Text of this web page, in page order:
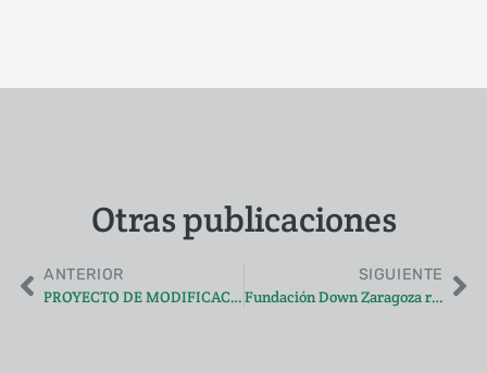
Otras publicaciones
ANTERIOR
PROYECTO DE MODIFICACIÓN DEL CÓDIGO CIVIL
SIGUIENTE
Fundación Down Zaragoza reconocerá a más de 30 empresas en materia de integración laboral de personas con discapacidad intelectual.